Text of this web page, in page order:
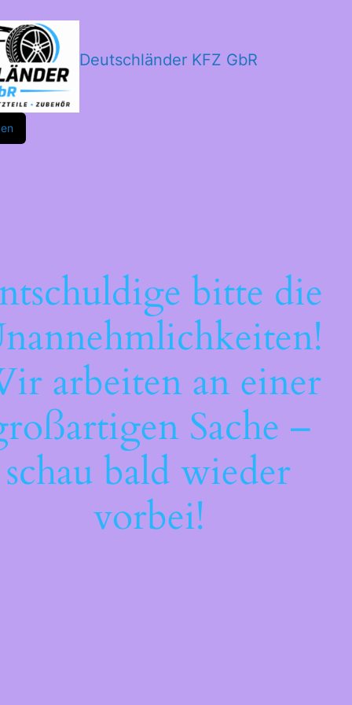
Deutschländer KFZ GbR
bitte die
arbeiten an einer
Sache –
schau bald wieder
vorbei!